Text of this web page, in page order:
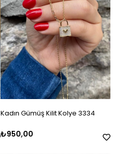
Kadın Gümüş Kilit Kolye 3334
₺950,00